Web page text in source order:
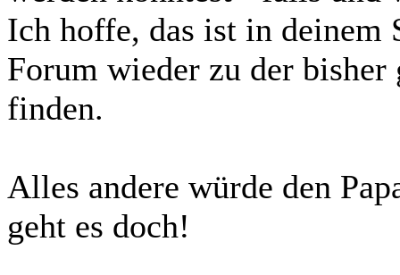
Ich hoffe, das ist in
Forum wieder zu der
finden.
Alles andere würde den
geht es doch!